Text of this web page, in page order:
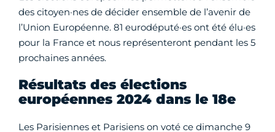
des citoyen·nes de décider ensemble de l’avenir de
l’Union Européenne. 81 eurodéputé·es ont été élu·es
pour la France et nous représenteront pendant les 5
prochaines années.
Résultats des élections
européennes 2024 dans le 18e
Les Parisiennes et Parisiens on voté ce dimanche 9